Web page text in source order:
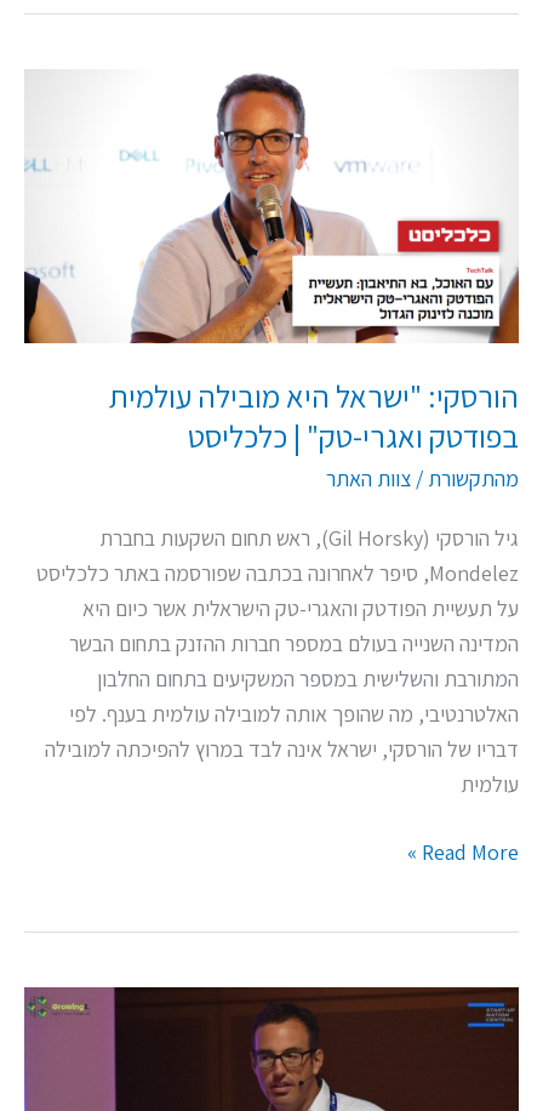
הורסקי: "ישראל היא מובילה עולמית
בפודטק ואגרי-טק" | כלכליסט
מהתקשורת / צוות האתר
גיל הורסקי (Gil Horsky), ראש תחום השקעות בחברת
Mondelez, סיפר לאחרונה בכתבה שפורסמה באתר כלכליסט
על תעשיית הפודטק והאגרי-טק הישראלית אשר כיום היא
המדינה השנייה בעולם במספר חברות ההזנק בתחום הבשר
המתורבת והשלישית במספר המשקיעים בתחום החלבון
האלטרנטיבי, מה שהופך אותה למובילה עולמית בענף. לפי
דבריו של הורסקי, ישראל אינה לבד במרוץ להפיכתה למובילה
עולמית
עולמית
בפודטק
ואגרי-טק"
Read More »
צפו: